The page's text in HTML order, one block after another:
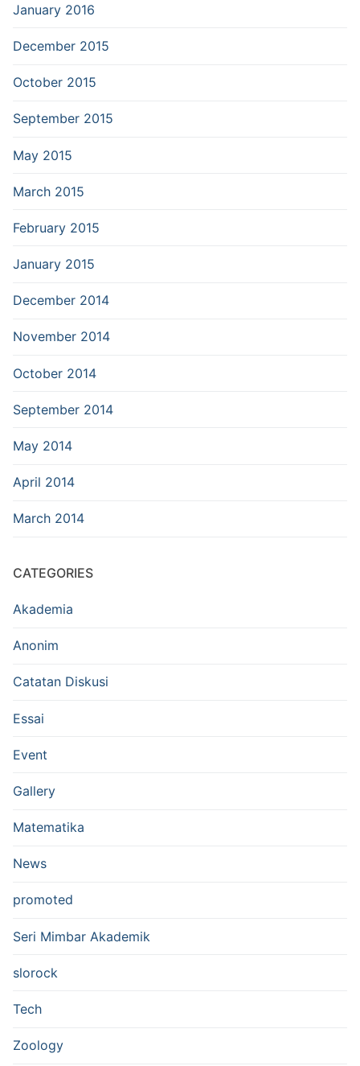
January 2016
December 2015
October 2015
September 2015
May 2015
March 2015
February 2015
January 2015
December 2014
November 2014
October 2014
September 2014
May 2014
April 2014
March 2014
CATEGORIES
Akademia
Anonim
Catatan Diskusi
Essai
Event
Gallery
Matematika
News
promoted
Seri Mimbar Akademik
slorock
Tech
Zoology